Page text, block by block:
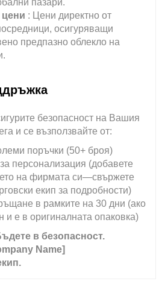
цени : Цени директно от
осигуряващи
предпазно облекло на
безопасност на Вашия
и се възползвайте от:
поръчки (50+ броя)
персонализация (добавете
на фирмата си—свържете
екип за подробности)
в рамките на 30 дни (ако
и е в оригиналната опаковка)
в безопасност.
Name]